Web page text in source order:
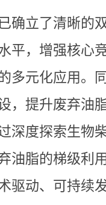
确立了清晰的
平，增强核心
多元化应用。
，提升废弃油
深度探索生物
油脂的梯级利
驱动、可持续